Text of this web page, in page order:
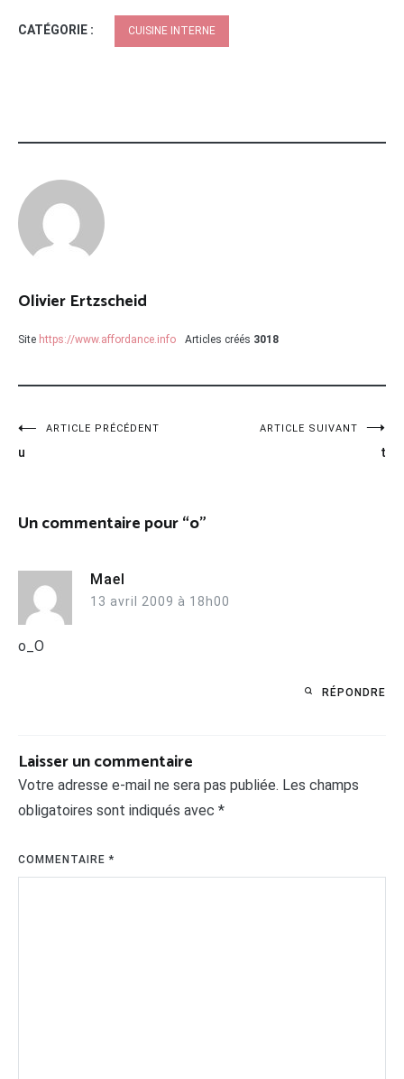
CATÉGORIE : CUISINE INTERNE
Olivier Ertzscheid
Site https://www.affordance.info Articles créés 3018
Navigation
de
ARTICLE PRÉCÉDENT
u
ARTICLE SUIVANT
t
Un commentaire pour “o”
Mael
13 avril 2009 à 18h00
o_O
RÉPONDRE
Laisser un commentaire
Votre adresse e-mail ne sera pas publiée. Les champs
obligatoires sont indiqués avec *
COMMENTAIRE*